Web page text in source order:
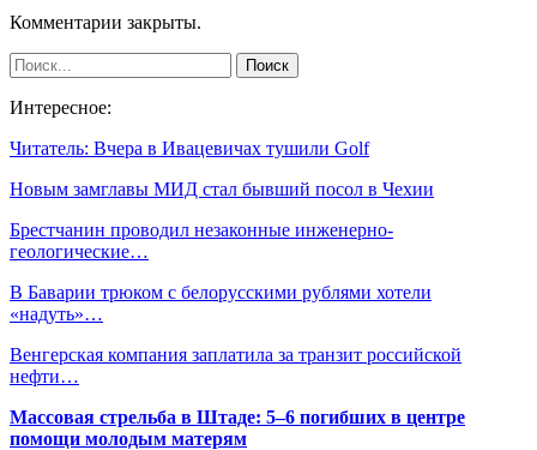
Комментарии закрыты.
Интересное:
Читатель: Вчера в Ивацевичах тушили Golf
Новым замглавы МИД стал бывший посол в Чехии
Брестчанин проводил незаконные инженерно-
геологические…
В Баварии трюком с белорусскими рублями хотели
«надуть»…
Венгерская компания заплатила за транзит российской
нефти…
Массовая стрельба в Штаде: 5–6 погибших в центре
помощи молодым матерям